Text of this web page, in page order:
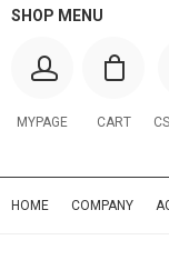
SHOP MENU
MYPAGE CART
HOME COMPANY